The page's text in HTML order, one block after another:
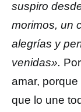
suspiro
morimos, un
alegrías y
venidas».
amar,
que lo une